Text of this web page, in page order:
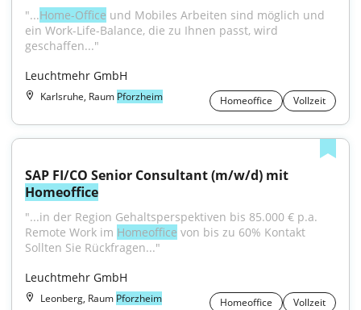
"...Home-Office und Mobiles Arbeiten sind möglich und
ein Work-Life-Balance, die zu Ihnen passt, wird
geschaffen..."
Leuchtmehr GmbH
Karlsruhe, Raum Pforzheim Homeoffice Vollzeit
Homeoffice
"...in der Region Gehaltsperspektiven bis 85.000 € p.a.
Remote Work im Homeoffice von bis zu 60% Kontakt
Sollten Sie Rückfragen..."
Leuchtmehr GmbH
Leonberg, Raum Pforzheim Homeoffice Vollzeit